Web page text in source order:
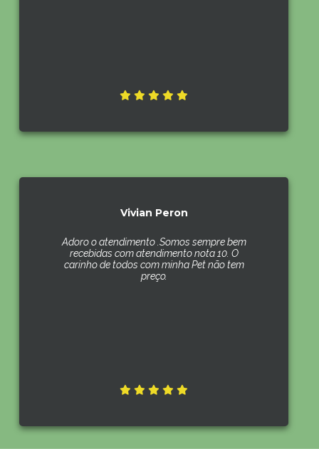
Vivian Peron
Adoro o atendimento .Somos sempre bem
recebidas com atendimento nota 10. O
carinho de todos com minha Pet não tem
preço.